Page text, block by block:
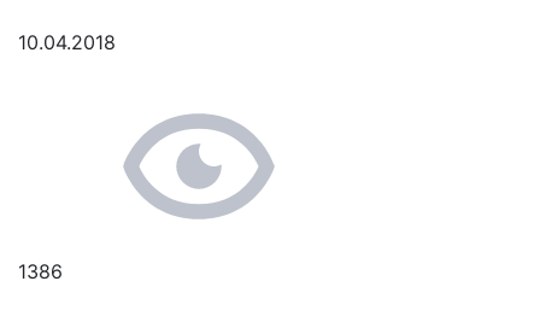
10.04.2018
1386